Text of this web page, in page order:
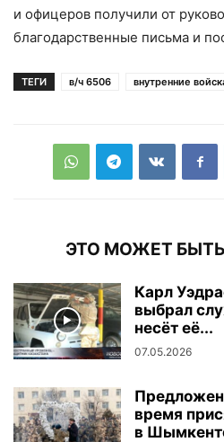
и офицеров получили от
благодарственные письма и
ТЕГИ в/ч 6506 внутренние
ЭТО МОЖЕТ
Карл
выбрал
несёт её...
07.05.2026
время
в